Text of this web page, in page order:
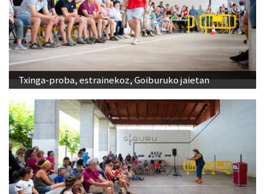
Txinga-proba, estrainekoz, Goiburuko jaietan